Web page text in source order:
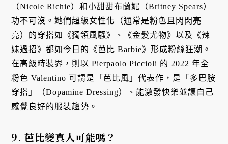
（Nicole Richie）和小甜甜布蘭妮（Britney Spears）
功不可沒。她們超級女性化（通常是粉色且閃閃亮
亮）的穿搭如《獨領風騷》、《金髮尤物》以及《辣
妹過招》都如今日的《芭比 Barbie》形成粉絲狂潮。
在高級時裝界，則以 Pierpaolo Piccioli 的 2022 年全
粉色 Valentino 可謂是「芭比風」代表作，是「多巴胺
穿搭」（Dopamine Dressing）、能激發快樂並讓自己
感覺良好的服裝趨勢。
9. 芭比變真人可能嗎？